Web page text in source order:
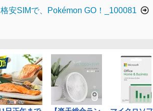
格安SIMで、Pokémon GO！_100081